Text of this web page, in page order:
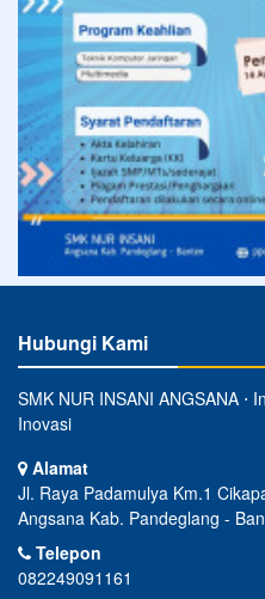
Hubungi Kami
SMK NUR INSANI ANGSANA ⋅
Inovasi
Alamat
Jl. Raya Padamulya Km.1
Angsana Kab. Pandeglang -
Telepon
082249091161